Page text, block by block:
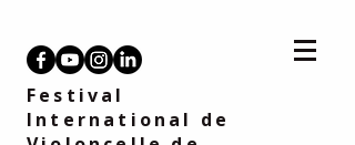
Festival
International de